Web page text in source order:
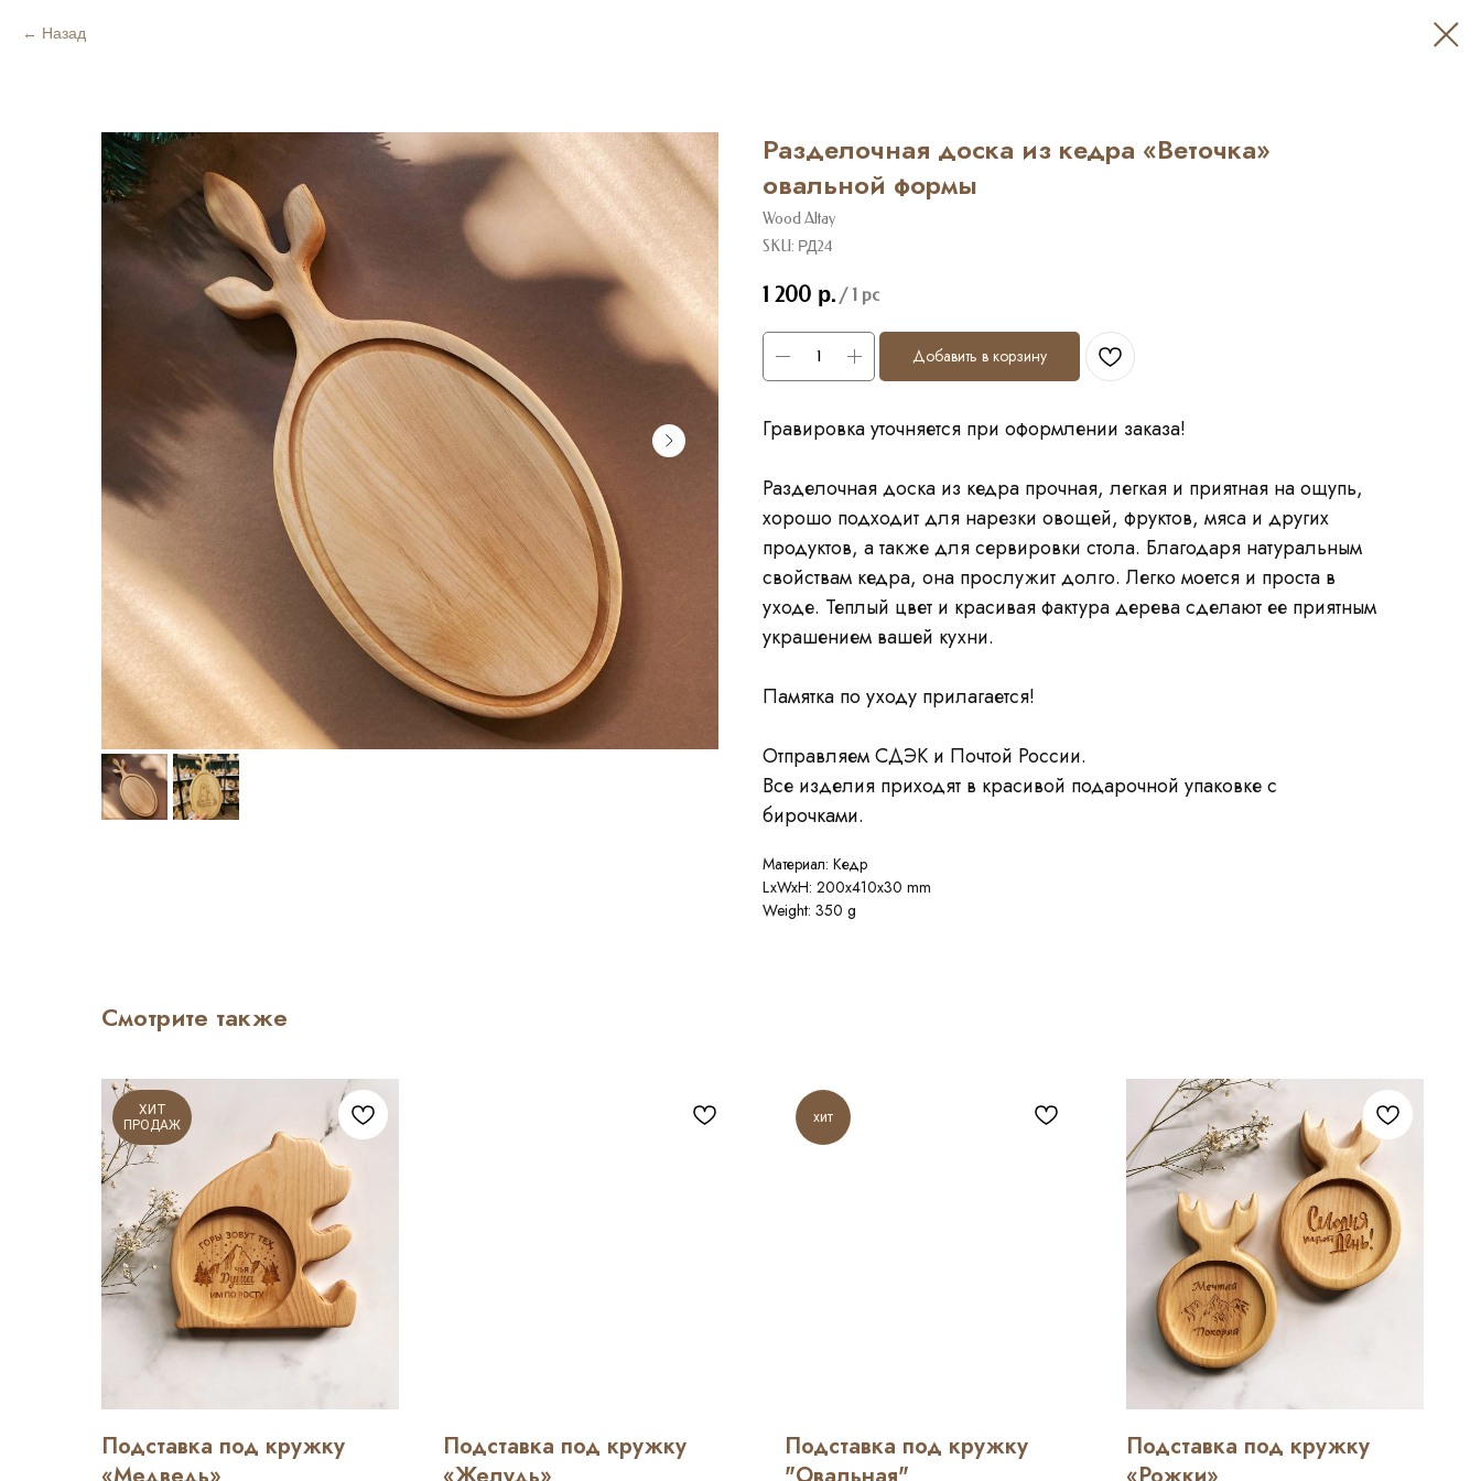
Назад
Разделочная доска из кедра «Веточка»
овальной формы
Wood Altay
SKU: РД24
1 200 р. / 1 pc
Добавить в корзину
Гравировка уточняется при оформлении заказа!
Разделочная доска из кедра прочная, легкая и приятная на ощупь,
хорошо подходит для нарезки овощей, фруктов, мяса и других
продуктов, а также для сервировки стола. Благодаря натуральным
свойствам кедра, она прослужит долго. Легко моется и проста в
уходе. Теплый цвет и красивая фактура дерева сделают ее приятным
украшением вашей кухни.
Памятка по уходу прилагается!
Отправляем СДЭК и Почтой России.
Все изделия приходят в красивой подарочной упаковке с
бирочками.
Материал: Кедр
LxWxH: 200x410x30 mm
Weight: 350 g
Смотрите также
ХИТ
ПРОДАЖ
Подставка под кружку
Подставка под кружку
хит
Подставка под кружку
Подставка под кружку